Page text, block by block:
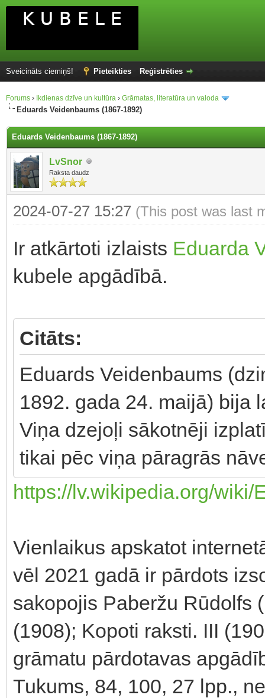
Sveicināts ciemiņš! Pieteikties Reģistrēties
Forums › Ikdienas dzīve un kultūra › Grāmatas, literatūra un valoda
Eduards Veidenbaums (1867-1892)
Eduards Veidenbaums (1867-1892)
LvSnor
Raksta daudz
2024-07-27 15:27 (This post was last
Ir atkārtoti izlaists Eduarda
kubele apgādībā.
Citāts:
Eduards Veidenbaums
1892. gada 24. maijā) bija
Viņa dzejoļi sākotnēji
tikai pēc viņa pāragrās
https://lv.wikipedia.org/wiki/
Vienlaikus apskatot
vēl 2021 gadā ir pārdots
sakopojis Paberžu Rūdolfs
(1908); Kopoti raksti. III
grāmatu pārdotavas
Tukums, 84, 100, 27 lpp.,